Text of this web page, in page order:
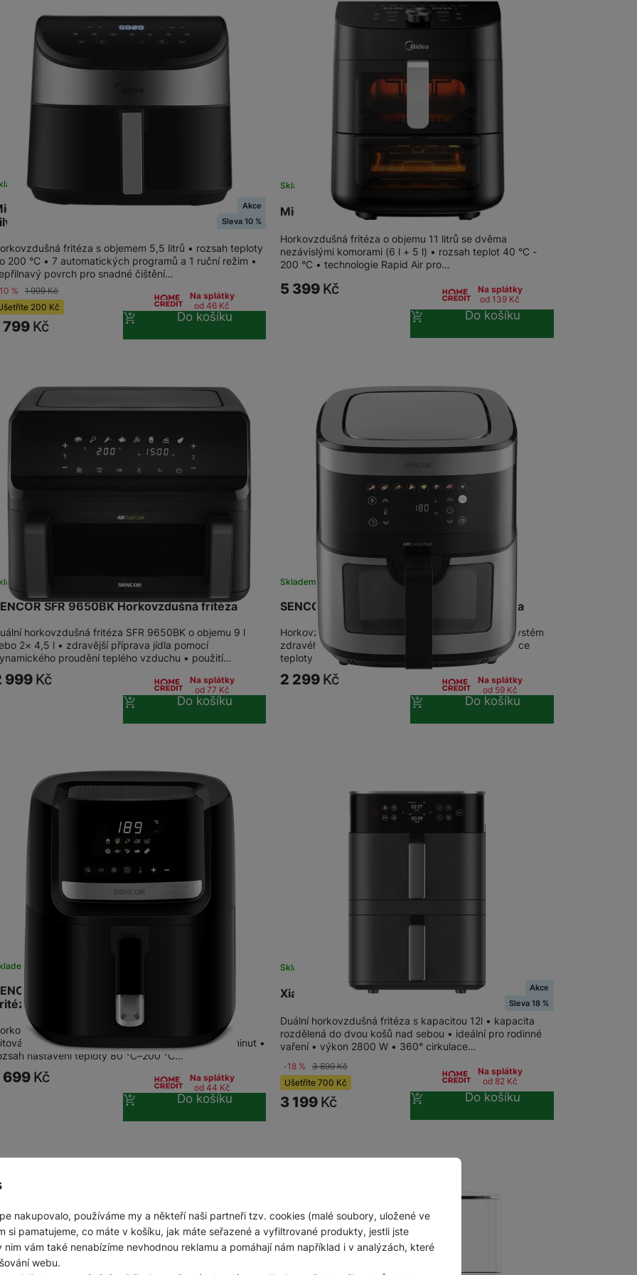
nakupovalo, používáme my a někteří naši partneři tzv. cookies (malé soubory, uložené ve
si pamatujeme, co máte v košíku, jak máte seřazené a vyfiltrované produkty, jestli jste
nim vám také nenabízíme nevhodnou reklamu a pomáhají nám například i v analýzách, které
webu.
Indukční varné desky
Vysavače Xiaomi
Vysavače Niceboy
MAD55000ADK Horkovzdušná fritézaAkce
Sleva 10 %
fritéza s objemem 5,5 litrů • rozsah teploty
200 °C • 7 automatických programů a 1 ruční režim •
povrch pro snadné čištění…
% 1 999Kč
200 Kč
799 Kč
Na splátky
od 46 Kč
Do košíku
Midea MAD1100DADK Horkovzdušná fritéza
Skladem
Horkovzdušná fritéza o objemu 11 litrů se dvěma
nezávislými komorami (6 l + 5 l) • rozsah teplot 40 °C -
200 °C • technologie Rapid Air pro…
5 399 Kč
Na splátky
od 139 Kč
Do košíku
SFR 9650BK Horkovzdušná fritéza
horkovzdušná fritéza SFR 9650BK o objemu 9 l
2× 4,5 l • zdravější příprava jídla pomocí
proudění teplého vzduchu • použití…
999 Kč
Na splátky
od 77 Kč
Do košíku
SENCOR SFR 9000SS Horkovzdušná fritéza
Skladem
Horkovzdušná fritéza s velkým objemem 9 litrů • systém
zdravého fritování bez použití oleje • rozsah regulace
teploty 40 °C - 200 °C • 7 volitelných…
2 299 Kč
Na splátky
od 59 Kč
Do košíku
SFR 6550BK-EUE3 Horkovzdušná
fritéze s objemem 6,5 litru • systém
bez použití oleje • rychlé nahřátí během 3 minut •
nastavení teploty 80 °C–200 °C…
699 Kč
Na splátky
od 44 Kč
Do košíku
Xiaomi Dual Zone Smart Air Fryer 12L
Skladem
Akce
Sleva 18 %
Duální horkovzdušná fritéza s kapacitou 12l • kapacita
rozdělená do dvou košů nad sebou • ideální pro rodinné
vaření • výkon 2800 W • 360° cirkulace…
-18 % 3 899Kč
Ušetříte 700 Kč
3 199 Kč
Na splátky
od 82 Kč
Do košíku